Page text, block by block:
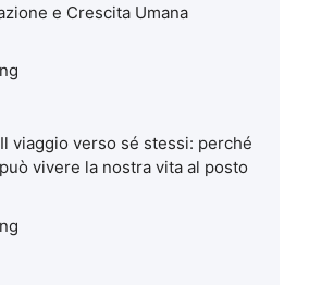
e Crescita Umana
viaggio verso sé stessi: perché
vivere la nostra vita al posto